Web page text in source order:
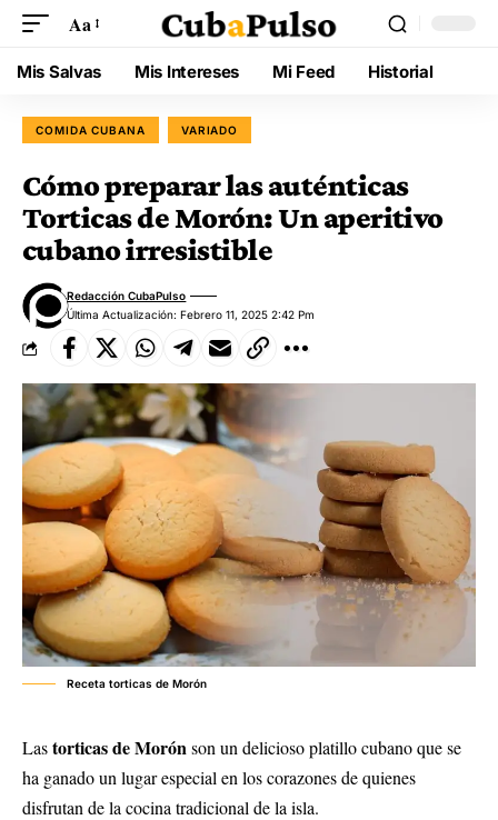
Aa
Mis Salvas Mis Intereses Mi Feed Historial
COMIDA CUBANA VARIADO
Cómo preparar las auténticas
Torticas de Morón: Un aperitivo
cubano irresistible
Última Actualización: Febrero 11, 2025 2:42 Pm
Redacción CubaPulso
Receta torticas de Morón
Lastorticas de Morónson un delicioso platillo cubano que se
ha ganado un lugar especial en los corazones de quienes
disfrutan de la cocina tradicional de la isla.